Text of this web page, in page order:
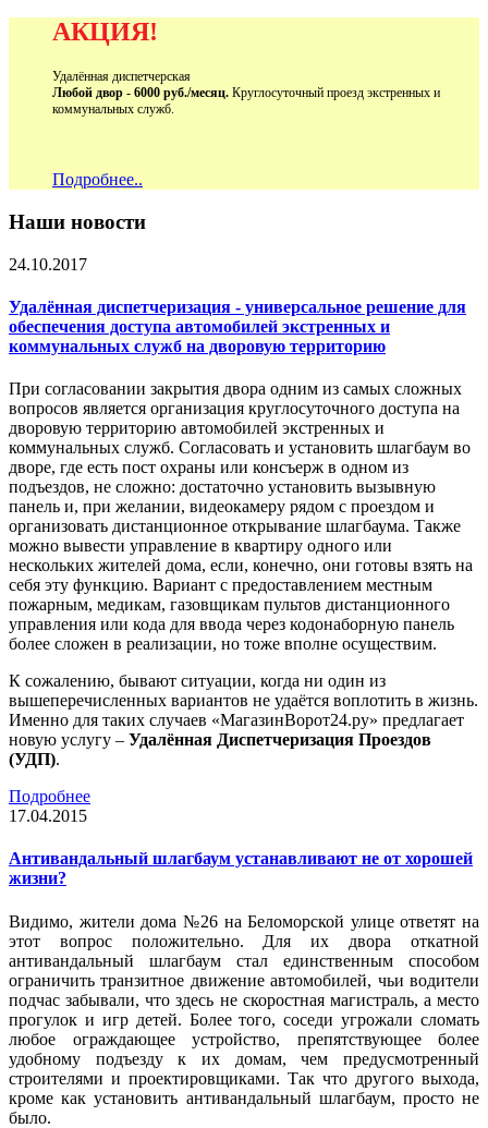
АКЦИЯ!
Удалённая диспетчерская
Любой двор - 6000 руб./месяц. Круглосуточный проезд экстренных и
коммунальных служб.
Подробнее..
Наши новости
24.10.2017
Удалённая диспетчеризация - универсальное решение для
обеспечения доступа автомобилей экстренных и
коммунальных служб на дворовую территорию
При согласовании закрытия двора одним из самых сложных
вопросов является организация круглосуточного доступа на
дворовую территорию автомобилей экстренных и
коммунальных служб. Согласовать и установить шлагбаум во
дворе, где есть пост охраны или консъерж в одном из
подъездов, не сложно: достаточно установить вызывную
панель и, при желании, видеокамеру рядом с проездом и
организовать дистанционное открывание шлагбаума. Также
можно вывести управление в квартиру одного или
нескольких жителей дома, если, конечно, они готовы взять на
себя эту функцию. Вариант с предоставлением местным
пожарным, медикам, газовщикам пультов дистанционного
управления или кода для ввода через кодонаборную панель
более сложен в реализации, но тоже вполне осуществим.
К сожалению, бывают ситуации, когда ни один из
вышеперечисленных вариантов не удаётся воплотить в жизнь.
Именно для таких случаев «МагазинВорот24.ру» предлагает
новую услугу – Удалённая Диспетчеризация Проездов
(УДП).
Подробнее
17.04.2015
Антивандальный шлагбаум устанавливают не от хорошей
жизни?
Видимо, жители дома №26 на Беломорской улице ответят на
этот вопрос положительно. Для их двора откатной
антивандальный шлагбаум стал единственным способом
ограничить транзитное движение автомобилей, чьи водители
подчас забывали, что здесь не скоростная магистраль, а место
прогулок и игр детей. Более того, соседи угрожали сломать
любое ограждающее устройство, препятствующее более
удобному подъезду к их домам, чем предусмотренный
строителями и проектировщиками. Так что другого выхода,
кроме как установить антивандальный шлагбаум, просто не
было.